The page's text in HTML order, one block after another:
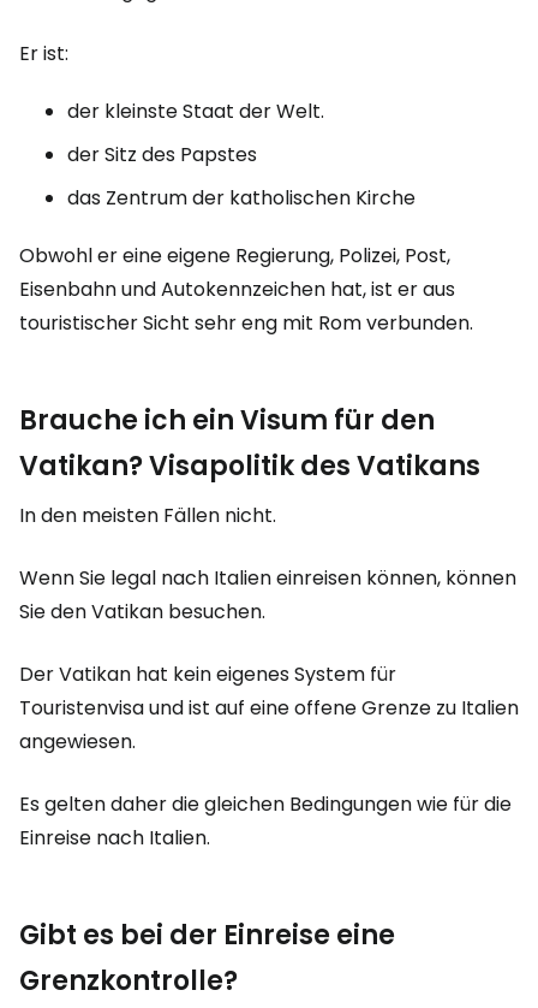
Er ist:
der kleinste Staat der Welt.
der Sitz des Papstes
das Zentrum der katholischen Kirche
Obwohl er eine eigene Regierung, Polizei, Post,
Eisenbahn und Autokennzeichen hat, ist er aus
touristischer Sicht sehr eng mit Rom verbunden.
Brauche ich ein Visum für den
Vatikan? Visapolitik des Vatikans
In den meisten Fällen nicht.
Wenn Sie legal nach Italien einreisen können, können
Sie den Vatikan besuchen.
Der Vatikan hat kein eigenes System für
Touristenvisa und ist auf eine offene Grenze zu Italien
angewiesen.
Es gelten daher die gleichen Bedingungen wie für die
Einreise nach Italien.
Gibt es bei der Einreise eine
Grenzkontrolle?